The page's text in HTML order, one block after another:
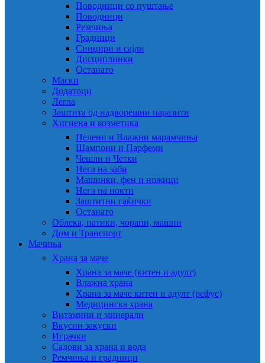
Поводници со пуштање
Поводници
Ремчиња
Градници
Синџири и сајли
Дисциплинки
Останато
Маски
Додатоци
Легла
Заштита од надворешни паразити
Хигиена и козметика
Пелени и Влажни марамчиња
Шампони и Парфеми
Чешли и Четки
Нега на заби
Машинки, фен и ножици
Нега на нокти
Заштитни гаќички
Останато
Облека, патики, чорапи, машни
Дом и Транспорт
Мачиња
Храна за маче
Храна за маче (китен и адулт)
Влажна храна
Храна за маче китен и адулт (рефус)
Медицинска храна
Витамини и минерали
Вкусни закуски
Играчки
Садови за храна и вода
Ремчиња и градници